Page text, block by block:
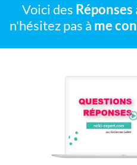
Voici des Réponses
n'hésitez pas à me